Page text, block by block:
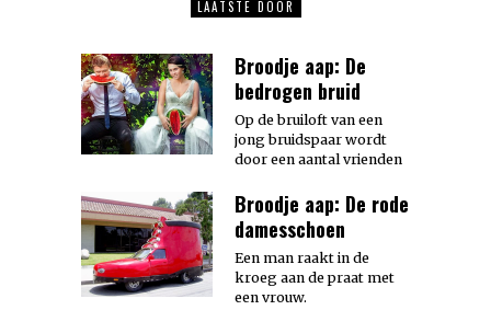
LAATSTE DOOR
Broodje aap: De
bedrogen bruid
Op de bruiloft van een
jong bruidspaar wordt
door een aantal vrienden
Broodje aap: De rode
damesschoen
Een man raakt in de
kroeg aan de praat met
een vrouw.